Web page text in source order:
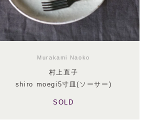
Murakami Naoko
村上直子
shiro moegi5寸皿(ソーサー)
SOLD